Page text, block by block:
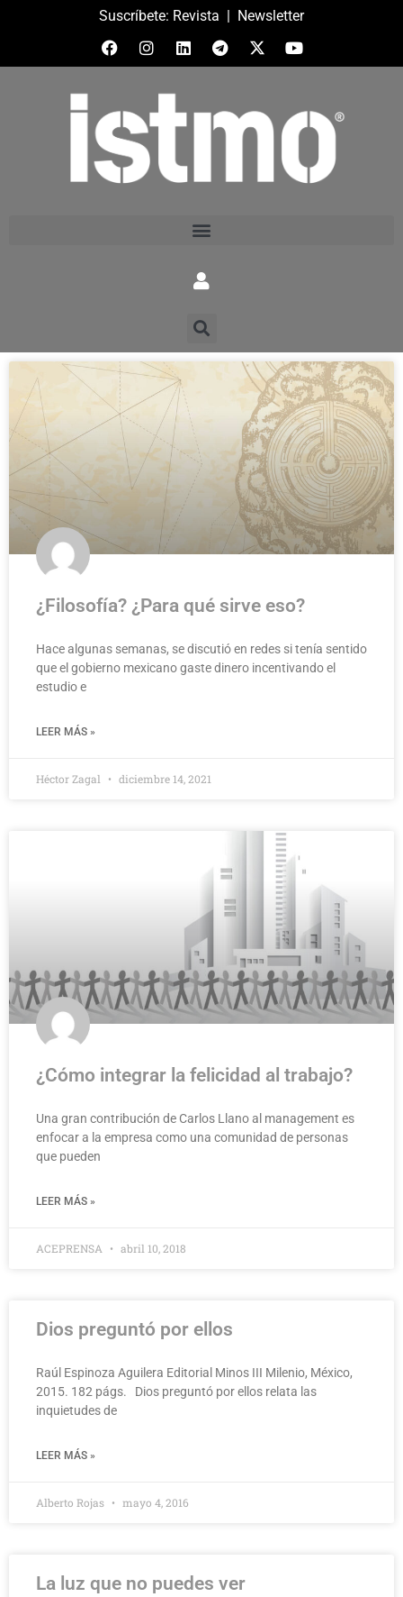
Suscríbete: Revista | Newsletter
¿Filosofía? ¿Para qué sirve eso?
Hace algunas semanas, se discutió en redes si tenía sentido
que el gobierno mexicano gaste dinero incentivando el
estudio e
LEER MÁS »
Héctor Zagal diciembre 14, 2021
¿Cómo integrar la felicidad al trabajo?
Una gran contribución de Carlos Llano al management es
enfocar a la empresa como una comunidad de personas
que pueden
LEER MÁS »
ACEPRENSA abril 10, 2018
Dios preguntó por ellos
Raúl Espinoza Aguilera Editorial Minos III Milenio, México,
2015. 182 págs. Dios preguntó por ellos relata las
inquietudes de
LEER MÁS »
Alberto Rojas mayo 4, 2016
La luz que no puedes ver